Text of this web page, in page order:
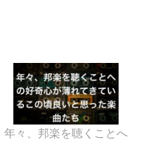
年々、邦楽を聴くことへ